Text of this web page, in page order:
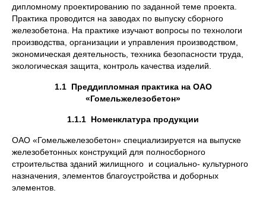
дипломному проектированию по заданной теме проекта.
Практика проводится на заводах по выпуску сборного
железобетона. На практике изучают вопросы по технологи
производства, организации и управления производством,
экономическая деятельность, техника безопасности труда,
экологическая защита, контроль качества изделий.
1.1 Преддипломная практика на ОАО
«Гомельжелезобетон»
1.1.1 Номенклатура продукции
ОАО «Гомельжелезобетон» специализируется на выпуске
железобетонных конструкций для полносборного
строительства зданий жилищного и социально- культурного
назначения, элементов благоустройства и доборных
элементов.